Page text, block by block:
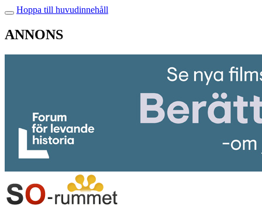
Hoppa till huvudinnehåll
ANNONS